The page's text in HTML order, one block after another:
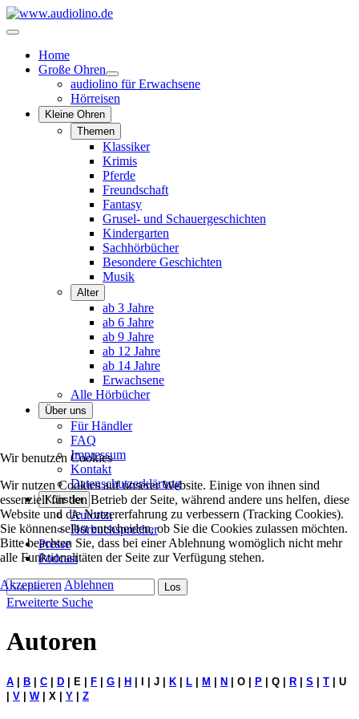
Home
Große Ohren
audiolino für Erwachsene
Hörreisen
Kleine Ohren
Themen
Klassiker
Krimis
Pferde
Freundschaft
Fantasy
Grusel- und Schauergeschichten
Kindergarten
Sachhörbücher
Besondere Geschichten
Musik
Alter
ab 3 Jahre
ab 6 Jahre
ab 9 Jahre
ab 12 Jahre
ab 14 Jahre
Erwachsene
Alle Hörbücher
Über uns
Für Händler
FAQ
Impressum
Kontakt
Datenschutzerklärung
Künstler
Autoren
Hörbuchsprecher
Presse
Podcast
Erweiterte Suche
Autoren
A B C D E F G H | I | J | K L M N | O | P | Q | R S T | U
V W| X | Y Z
Wir benutzen Cookies
Wir nutzen Cookies auf unserer Website. Einige von ihnen sind
essenziell für den Betrieb der Seite, während andere uns helfen, diese
Website und die Nutzererfahrung zu verbessern (Tracking Cookies).
Sie können selbst entscheiden, ob Sie die Cookies zulassen möchten.
Bitte beachten Sie, dass bei einer Ablehnung womöglich nicht mehr
alle Funktionalitäten der Seite zur Verfügung stehen.
Akzeptieren Ablehnen